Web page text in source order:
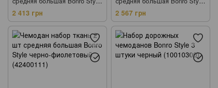
черно-т.синий (42400026)
2 413 грн
черно-серый (42400027)
2 567 грн